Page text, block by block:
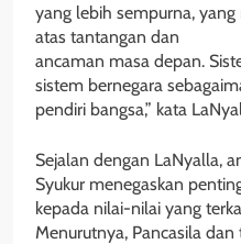
yang lebih sempurna,
atas tantangan dan
ancaman masa depan.
sistem bernegara
pendiri bangsa,” kata
Sejalan dengan LaNyalla,
Syukur menegaskan
kepada nilai-nilai yang
Menurutnya, Pancasila